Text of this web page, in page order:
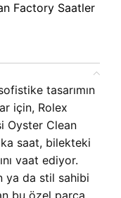
Factory Saatler
tasarımın
için, Rolex
Oyster Clean
saat, bilekteki
vaat ediyor.
ya da stil sahibi
bu özel parça,